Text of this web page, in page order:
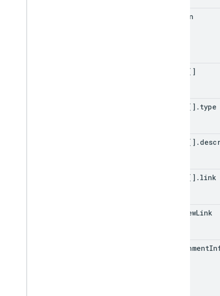
hidden
links[]
links[] . type
links[] .
links[] . link
ViewLink
assignment